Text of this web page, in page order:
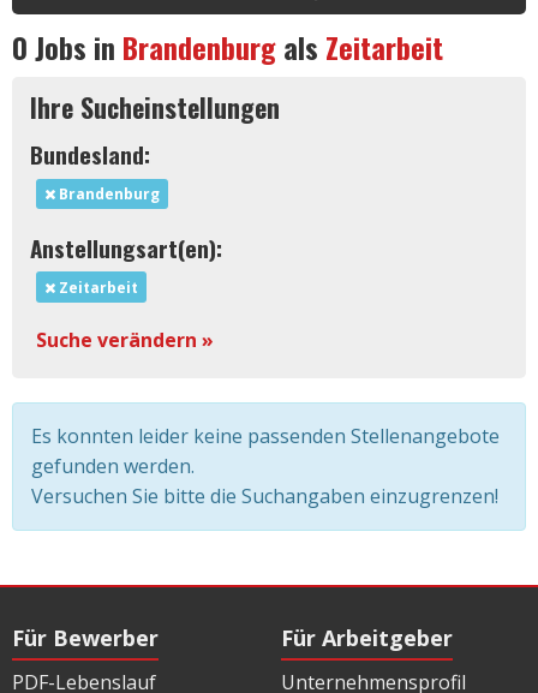
0Jobs in Brandenburgals Zeitarbeit
Ihre Sucheinstellungen
Bundesland:
Brandenburg
Anstellungsart(en):
Zeitarbeit
Suche verändern »
Es konnten leider keine passenden Stellenangebote
gefunden werden.
Versuchen Sie bitte die Suchangaben einzugrenzen!
Für Bewerber
PDF-Lebenslauf
Für Arbeitgeber
Unternehmensprofil